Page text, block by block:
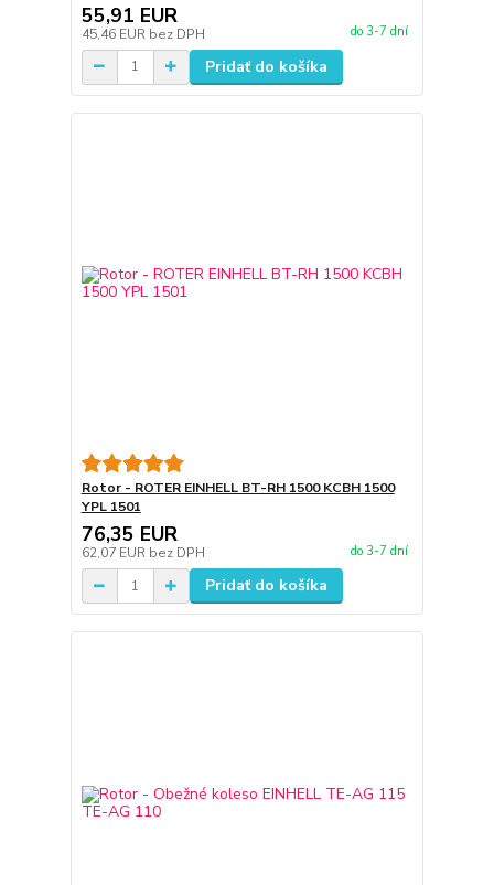
55,91 EUR
45,46 EUR bez DPH do 3-7 dní
Pridať do košíka
Rotor - ROTER EINHELL BT-RH 1500 KCBH 1500
YPL 1501
76,35 EUR
62,07 EUR bez DPH do 3-7 dní
Pridať do košíka